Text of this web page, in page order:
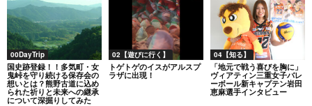
00DayTrip
国史跡登録！！多気町・女
鬼峠を守り続ける保存会の
想いとは？熊野古道に込め
られた祈りと未来への継承
について深掘りしてみた
02【遊びに行く】
トゲトゲのイスがアルスプ
ラザに出現！
04【知る】
「地元で戦う喜びを胸に」
ヴィアティン三重女子バレ
ーボール新キャプテン岩田
恵麻選手インタビュー